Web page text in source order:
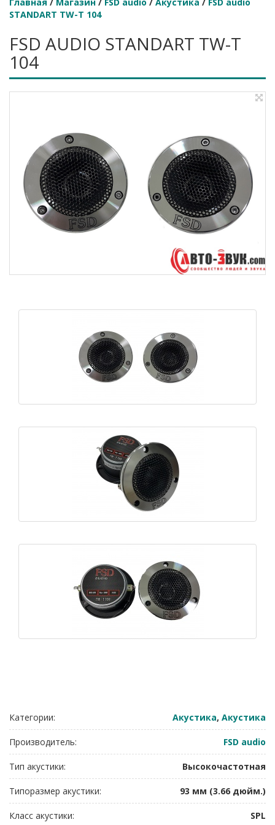
STANDART TW-T 104
FSD AUDIO STANDART TW-T
104
Категории: Акустика, Акустика
Производитель: FSD audio
Тип акустики: Высокочастотная
Типоразмер акустики: 93 мм (3.66 дюйм.)
Класс акустики: SPL